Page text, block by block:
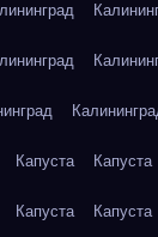
Капуста Капуста
Капуста Капуста